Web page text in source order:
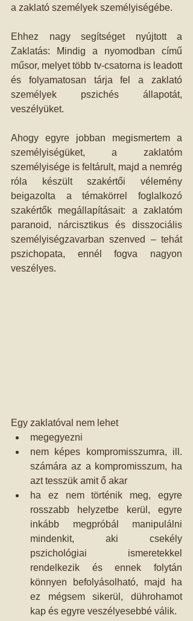
a zaklató személyek személyiségébe.
Ehhez nagy segítséget nyújtott a
Zaklatás: Mindig a nyomodban című
műsor, melyet több tv-csatorna is leadott
és folyamatosan tárja fel a zaklató
személyek pszichés állapotát,
veszélyüket.
Ahogy egyre jobban megismertem a
személyiségüket, a zaklatóm
személyisége is feltárult, majd a nemrég
róla készült szakértői vélemény
beigazolta a témakörrel foglalkozó
szakértők megállapításait: a zaklatóm
paranoid, nárcisztikus és disszociális
személyiségzavarban szenved – tehát
pszichopata, ennél fogva nagyon
veszélyes.
Egy zaklatóval nem lehet
megegyezni
nem képes kompromisszumra, ill.
számára az a kompromisszum, ha
azt tesszük amit ő akar
ha ez nem történik meg, egyre
rosszabb helyzetbe kerül, egyre
inkább megpróbál manipulálni
mindenkit, aki csekély
pszichológiai ismeretekkel
rendelkezik és ennek folytán
könnyen befolyásolható, majd ha
ez mégsem sikerül, dührohamot
kap és egyre veszélyesebbé válik.